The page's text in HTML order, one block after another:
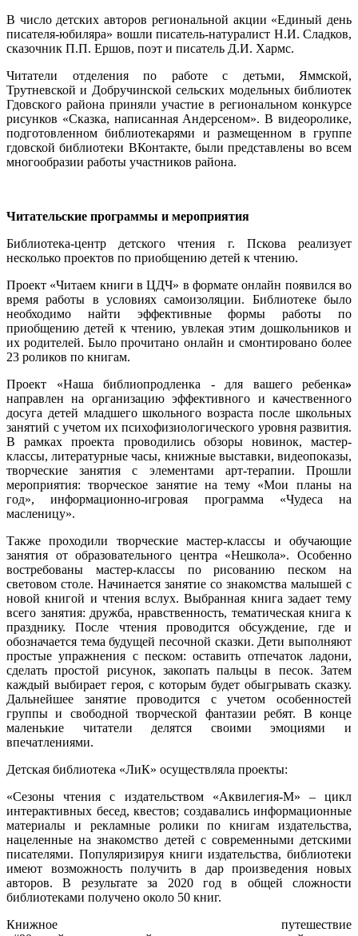
В число детских авторов региональной акции «Единый день
писателя-юбиляра» вошли писатель-натуралист Н.И. Сладков,
сказочник П.П. Ершов, поэт и писатель Д.И. Хармс.
Читатели отделения по работе с детьми, Яммской,
Трутневской и Добручинской сельских модельных библиотек
Гдовского района приняли участие в региональном конкурсе
рисунков «Сказка, написанная Андерсеном». В видеоролике,
подготовленном библиотекарями и размещенном в группе
гдовской библиотеки ВКонтакте, были представлены во всем
многообразии работы участников района.
Читательские программы и мероприятия
Библиотека-центр детского чтения г. Пскова реализует
несколько проектов по приобщению детей к чтению.
Проект «Читаем книги в ЦДЧ» в формате онлайн появился во
время работы в условиях самоизоляции. Библиотеке было
необходимо найти эффективные формы работы по
приобщению детей к чтению, увлекая этим дошкольников и
их родителей. Было прочитано онлайн и смонтировано более
23 роликов по книгам.
Проект «Наша библиопродленка - для вашего ребенка»
направлен на организацию эффективного и качественного
досуга детей младшего школьного возраста после школьных
занятий с учетом их психофизиологического уровня развития.
В рамках проекта проводились обзоры новинок, мастер-
классы, литературные часы, книжные выставки, видеопоказы,
творческие занятия с элементами арт-терапии. Прошли
мероприятия: творческое занятие на тему «Мои планы на
год», информационно-игровая программа «Чудеса на
масленицу».
Также проходили творческие мастер-классы и обучающие
занятия от образовательного центра «Нешкола». Особенно
востребованы мастер-классы по рисованию песком на
световом столе. Начинается занятие со знакомства малышей с
новой книгой и чтения вслух. Выбранная книга задает тему
всего занятия: дружба, нравственность, тематическая книга к
празднику. После чтения проводится обсуждение, где и
обозначается тема будущей песочной сказки. Дети выполняют
простые упражнения с песком: оставить отпечаток ладони,
сделать простой рисунок, закопать пальцы в песок. Затем
каждый выбирает героя, с которым будет обыгрывать сказку.
Дальнейшее занятие проводится с учетом особенностей
группы и свободной творческой фантазии ребят. В конце
маленькие читатели делятся своими эмоциями и
впечатлениями.
Детская библиотека «ЛиК» осуществляла проекты:
«Сезоны чтения с издательством «Аквилегия-М» – цикл
интерактивных бесед, квестов; создавались информационные
материалы и рекламные ролики по книгам издательства,
нацеленные на знакомство детей с современными детскими
писателями. Популяризируя книги издательства, библиотеки
имеют возможность получить в дар произведения новых
авторов. В результате за 2020 год в общей сложности
библиотеками получено около 50 книг.
Книжное путешествие